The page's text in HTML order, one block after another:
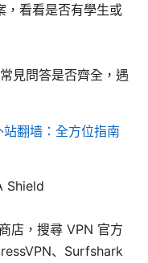
，看看是否有學生或
見問答是否齊全，遇
站翻墙：全方位指南
Shield
店，搜尋 VPN 官方
、Surfshark